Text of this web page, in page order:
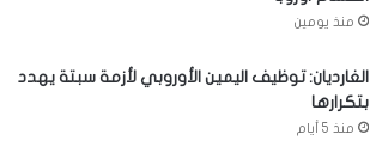
منذ يومين
الغارديان: توظيف اليمين الأوروبي لأزمة سبتة يهدد
بتكرارها
منذ 5 أيام